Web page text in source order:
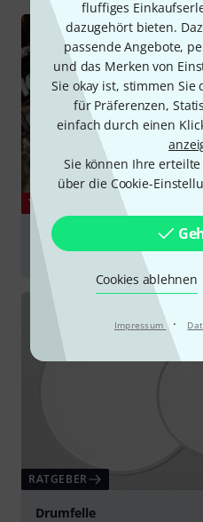
fluffiges
dazugehört bieten.
passende Angebote,
und das Merken von
Sie okay ist, stimmen Sie
für Präferenzen,
einfach durch einen
Sie können Ihre
über die Cookie-
Cookies ablehnen
Impressum ·
YOUTUBE
Remo - Silentstroke
(Silent Stroke - Low
RATGEBER
Drumfelle